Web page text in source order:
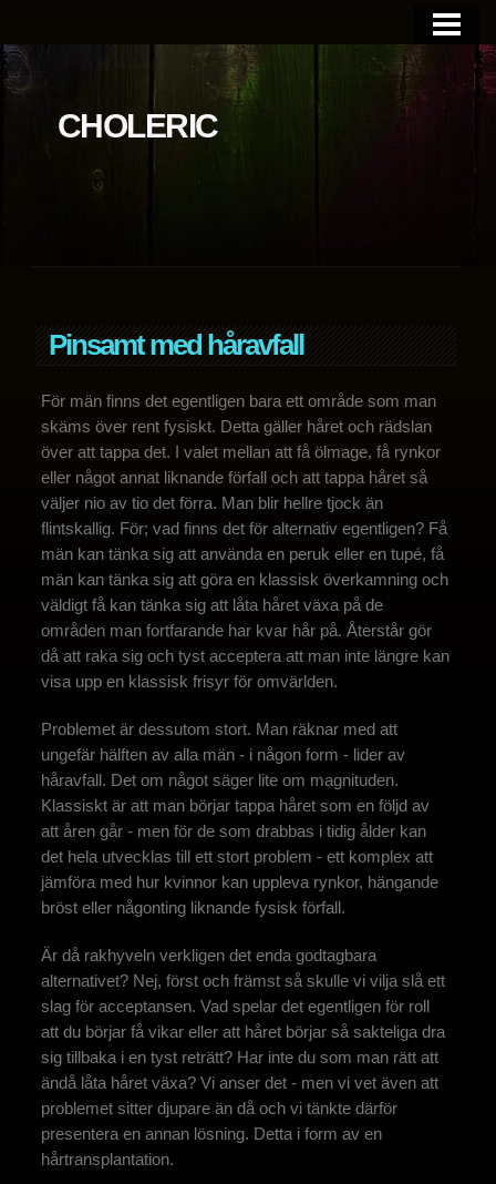
OM SIDAN
CHOLERIC
Pinsamt med håravfall
För män finns det egentligen bara ett område som man
skäms över rent fysiskt. Detta gäller håret och rädslan
över att tappa det. I valet mellan att få ölmage, få rynkor
eller något annat liknande förfall och att tappa håret så
väljer nio av tio det förra. Man blir hellre tjock än
flintskallig. För; vad finns det för alternativ egentligen? Få
män kan tänka sig att använda en peruk eller en tupé, få
män kan tänka sig att göra en klassisk överkamning och
väldigt få kan tänka sig att låta håret växa på de
områden man fortfarande har kvar hår på. Återstår gör
då att raka sig och tyst acceptera att man inte längre kan
visa upp en klassisk frisyr för omvärlden.
Problemet är dessutom stort. Man räknar med att
ungefär hälften av alla män - i någon form - lider av
håravfall. Det om något säger lite om magnituden.
Klassiskt är att man börjar tappa håret som en följd av
att åren går - men för de som drabbas i tidig ålder kan
det hela utvecklas till ett stort problem - ett komplex att
jämföra med hur kvinnor kan uppleva rynkor, hängande
bröst eller någonting liknande fysisk förfall.
Är då rakhyveln verkligen det enda godtagbara
alternativet? Nej, först och främst så skulle vi vilja slå ett
slag för acceptansen. Vad spelar det egentligen för roll
att du börjar få vikar eller att håret börjar så sakteliga dra
sig tillbaka i en tyst reträtt? Har inte du som man rätt att
ändå låta håret växa? Vi anser det - men vi vet även att
problemet sitter djupare än då och vi tänkte därför
presentera en annan lösning. Detta i form av en
hårtransplantation.